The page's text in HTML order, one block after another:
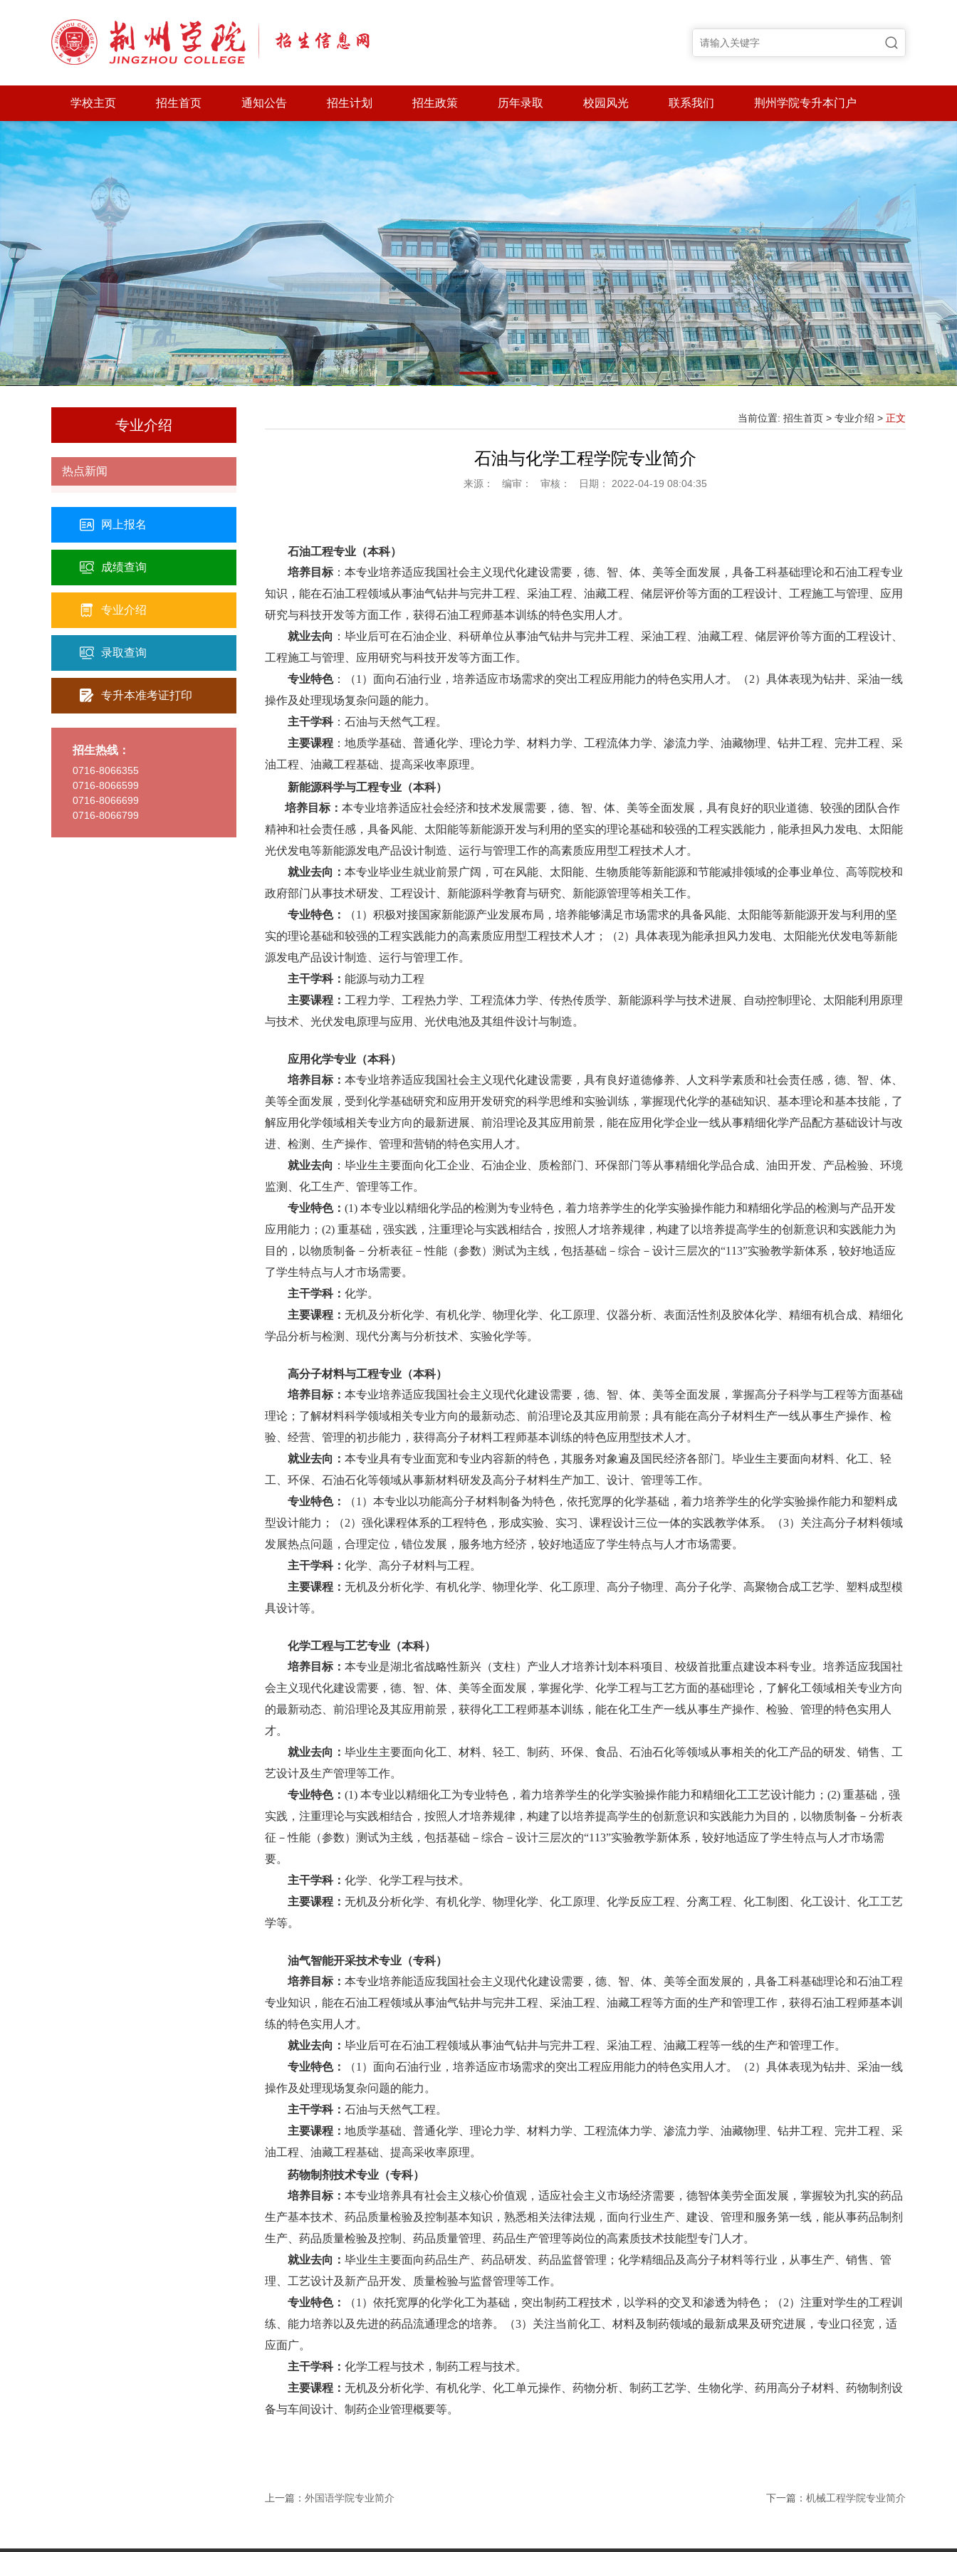
学校主页 招生首页 通知公告 招生计划 招生政策 历年录取 校园风光 联系我们 荆州学院专升本门户
专业介绍
热点新闻
网上报名
成绩查询
专业介绍
录取查询
专升本准考证打印
招生热线：
0716-8066355
0716-8066599
0716-8066699
0716-8066799
当前位置: 招生首页 > 专业介绍 > 正文
石油与化学工程学院专业简介
来源： 编审： 审核： 日期： 2022-04-19 08:04:35
石油工程专业（本科）
培养目标：本专业培养适应我国社会主义现代化建设需要，德、智、体、美等全面发展，具备工科基础理论和石油工程专业
知识，能在石油工程领域从事油气钻井与完井工程、采油工程、油藏工程、储层评价等方面的工程设计、工程施工与管理、应用
研究与科技开发等方面工作，获得石油工程师基本训练的特色实用人才。
就业去向 ：毕业后可在石油企业、科研单位从事油气钻井与完井工程、采油工程、油藏工程、储层评价等方面的工程设计、
工程施工与管理、应用研究与科技开发等方面工作。
专业特色：（1）面向石油行业，培养适应市场需求的突出工程应用能力的特色实用人才。（2）具体表现为钻井、采油一线
操作及处理现场复杂问题的能力。
主干学科：石油与天然气工程。
主要课程 ：地质学基础、普通化学、理论力学、材料力学、工程流体力学、渗流力学、油藏物理、钻井工程、完井工程、采
油工程、油藏工程基础、提高采收率原理。
新能源科学与工程专业（本科）
培养目标： 本专业培养适应社会经济和技术发展需要，德、智、体、美等全面发展 ，具有良好的职业道德、较强的团队合作
精神和社会责任感，具备风能、太阳能等新能源开发与利用的坚实的理论基础和较强的工程实践能力，能承担风力发电、太阳能
光伏发电等新能源发电产品设计制造、运行与管理工作的高素质应用型工程技术人才。
就业去向： 本专业毕业生就业前景广阔，可在风能、太阳能、生物质能等新能源和节能减排领域的企事业单位、高等院校和
政府部门从事技术研发、工程设计、新能源科学教育与研究、新能源管理等相关工作。
专业特色：
（1 ）积极对接国家新能源产业发展布局，培养能够满足市场需求的具备风能、太阳能等新能源开发与利用的坚
实的理论基础和较强的工程实践能力的高素质应用型工程技术人才；（2）具体表现为能承担风力发电 太阳能光伏发电等新能
源发电产品设计制造、运行与管理工作。
主干学科： 能源与动力工程
主要课程： 工程力学、工程热力学、工程流体力学、传热传质学、新能源科学与技术进展、自动控制理论、太阳能利用原理
与技术、光伏发电原理与应用、光伏电池及其组件设计与制造。
应用化学专业（本科）
培养目标： 本专业培养适应我国社会主义现代化建设需要，具有良好道德修养、人文科学素质和社会责任感，德、智、体、
美等全面发展，受到化学基础研究和应用开发研究的科学思维和实验训练，掌握现代化学的基础知识、基本理论和基本技能，了
解应用化学领域相关专业方向的最新进展、前沿理论及其应用前景，能在应用化学企业一线从事精细化学产品配方基础设计与改
进、检测、生产操作、管理和营销的特色实用人才。
就业去向 ： 毕业生主要面向化工企业 石油企业、质检部门、环保部门等从事精细化学品合成、油田开发、产品检验、环境
监测、化工生产、管理等工作。
专业特色： (1) 本专业以精细化学品的检测为专业特色，着力培养学生的化学实验操作能力和精细化学品的检测与产品开发
应用能力；(2) 重基础，强实践，注重理论与实践相结合，按照人才培养规律，构建了以培养提高学生的创新意识和实践能力为
目的 ，以物质制备－分析表征－性能（参数）测试为主线，包括基础－综合－设计三层次的“113”实验教学新体系，较好地适应
了学生特点与人才市场需要。
主干学科： 化学。
主要课程： 无机及分析化学、有机化学、物理化学、化工原理、仪器分析、表面活性剂及胶体化学、精细有机合成、精细化
学品分析与检测、现代分离与分析技术、实验化学等。
高分子材料与工程专业（本科）
培养目标： 本专业培养适应我国社会主义现代化建设需要，德、智、体、美等全面发展，掌握高分子科学与工程等方面基础
理论；了解材料科学领域相关专业方向的最新动态、前沿理论及其应用前景；具有能在高分子材料生产一线从事生产操作、检
验、经营、管理的初步能力，获得高分子材料工程师基本训练的特色应用型技术人才。
就业去向： 本专业具有专业面宽和专业内容新的特色，其服务对象遍及国民经济各部门 。 毕业生主要面向材料、化工、轻
工、环保、石油石化等领域从事新材料研发及高分子材料生产加工、设计、管理等工作。
专业特色：
（1）本专业以功能高分子材料制备为特色，依托宽厚的化学基础，着力培养学生的化学实验操作能力和塑料成
型设计能力；（2）强化课程体系的工程特色，形成实验、实习、课程设计三位一体的实践教学体系。（3）关注高分子材料领域
发展热点问题，合理定位，错位发展，服务地方经济，较好地适应了学生特点与人才市场需要。
主干学科： 化学、高分子材料与工程。
主要课程： 无机及分析化学、有机化学、物理化学、化工原理、高分子物理、高分子化学、高聚物合成工艺学、塑料成型模
具设计等。
化学工程与工艺专业（本科）
培养目标： 本专业是湖北省战略性新兴（支柱）产业人才培养计划本科项目、校级首批重点建设本科专业。培养适应我国社
会主义现代化建设需要，德、智、体、美等全面发展，掌握化学、化学工程与工艺方面的基础理论，了解化工领域相关专业方向
的最新动态、前沿理论及其应用前景，获得化工工程师基本训练，能在化工生产一线从事生产操作、检验、管理的特色实用人
才。
就业去向： 毕业生主要面向化工、材料、轻工、制药、环保、食品、石油石化等领域从事相关的化工产品的研发、销售、工
艺设计及生产管理等工作。
专业特色： (1) 本专业以精细化工为专业特色，着力培养学生的化学实验操作能力和精细化工工艺设计能力；(2) 重基础，强
实践，注重理论与实践相结合，按照人才培养规律，构建了以培养提高学生的创新意识和实践能力为目的，以物质制备－分析表
征－性能（参数）测试为主线，包括基础－综合－设计三层次的“113”实验教学新体系，较好地适应了学生特点与人才市场需
要。
主干学科： 化学、化学工程与技术。
主要课程： 无机及分析化学、有机化学、物理化学、化工原理、化学反应工程、分离工程、化工制图、化工设计、化工工艺
学等。
油气智能开采技术专业（专科）
培养目标： 本专业培养能适应我国社会主义现代化建设需要，德、智、体、美等全面发展的，具备工科基础理论和石油工程
专业知识，能在石油工程领域从事油气钻井与完井工程、采油工程、油藏工程等方面的生产和管理工作，获得石油工程师基本训
练的特色实用人才。
就业去向： 毕业后可在石油工程领域从事油气钻井与完井工程、采油工程、油藏工程等一线的生产和管理工作。
专业特色：
（1）面向石油行业，培养适应市场需求的突出工程应用能力的特色实用人才。（2）具体表现为钻井、采油一线
操作及处理现场复杂问题的能力。
主干学科： 石油与天然气工程。
主要课程： 地质学基础、普通化学、理论力学、材料力学、工程流体力学、渗流力学、油藏物理、钻井工程、完井工程、采
油工程、油藏工程基础、提高采收率原理。
药物制剂技术专业（专科）
培养目标： 本专业培养具有社会主义核心价值观，适应社会主义市场经济需要，德智体美劳全面发展，掌握较为扎实的药品
生产基本技术、药品质量检验及控制基本知识，熟悉相关法律法规，面向行业生产、建设、管理和服务第一线，能从事药品制剂
生产、药品质量检验及控制、药品质量管理、药品生产管理等岗位的高素质技术技能型专门人才。
就业去向： 毕业生主要面向药品生产、药品研发、药品监督管理；化学精细品及高分子材料等行业，从事生产、销售、管
理、工艺设计及新产品开发、质量检验与监督管理等工作。
专业特色：
（1 ）依托宽厚的化学化工为基础，突出制药工程技术，以学科的交叉和渗透为特色；（2）注重对学生的工程训
练、能力培养以及先进的药品流通理念的培养。（3）关注当前化工、材料及制药领域的最新成果及研究进展，专业口径宽，适
应面广。
主干学科： 化学工程与技术，制药工程与技术。
主要课程： 无机及分析化学、有机化学、化工单元操作、药物分析、制药工艺学、生物化学、药用高分子材料、药物制剂设
备与车间设计、制药企业管理概要等。
上一篇： 外国语学院专业简介 下一篇： 机械工程学院专业简介